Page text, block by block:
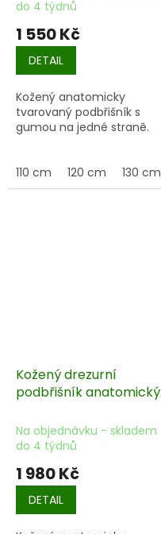
do 4 týdnů
1 550 Kč
DETAIL
Kožený anatomicky
tvarovaný podbřišník s
gumou na jedné straně.
110 cm 120 cm 130 cm
Kožený drezurní
podbřišník anatomický
Na objednávku - skladem
do 4 týdnů
1 980 Kč
DETAIL